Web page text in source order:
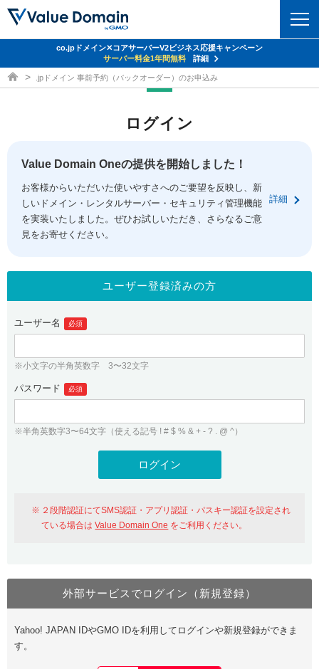
ドメイントップ
ドメイン移管
ドメイン価格一覧
ドメイン一括検索
.jpドメインオークション
gTLDオークション NEW!
.jpドメインバックオーダー
プレミアムドメイン
人気ドメインの種類
WHOIS検索
コアサーバー
バリューサーバー
XREA
セキュリティトップ
Value Domain ネットde診断
SSL証明書
サービストップ
お得意様割引
紹介制度
バリュードメインAPI
ドメイン・ホスティングOEM
facebook
ログイン
従来のバリュードメインをご利用希望の方
Value Domainにログイン
おすすめ One レンタルサーバーを含む最新の機能を使う方
Value Domain Oneにログイン
ユーザー登録
Value Domain Oneアカウント作成
co.jpドメイン✕コアサーバーV2ビジネス応援キャンペーン
サーバー料金1年間無料
詳細
ドメイン取得ならバリュードメイン
.jpドメイン 事前予約（バックオーダー）のお申込み
ログイン
Value Domain Oneの提供を開始しました！
お客様からいただいた使いやすさへのご要望を反映し、新
しいドメイン・レンタルサーバー・セキュリティ管理機能
を実装いたしました。ぜひお試しいただき、さらなるご意
見をお寄せください。
詳細
ユーザー登録済みの方
ユーザー名 必須
※小文字の半角英数字 3〜32文字
パスワード 必須
※半角英数字3〜64文字（使える記号 ! # $ % & + - ? . @ ^）
２段階認証にてSMS認証・アプリ認証・パスキー認証を設定され
ている場合はValue Domain One をご利用ください。
外部サービスでログイン（新規登録）
Yahoo! JAPAN IDやGMO IDを利用してログインや新規登録ができま
す。